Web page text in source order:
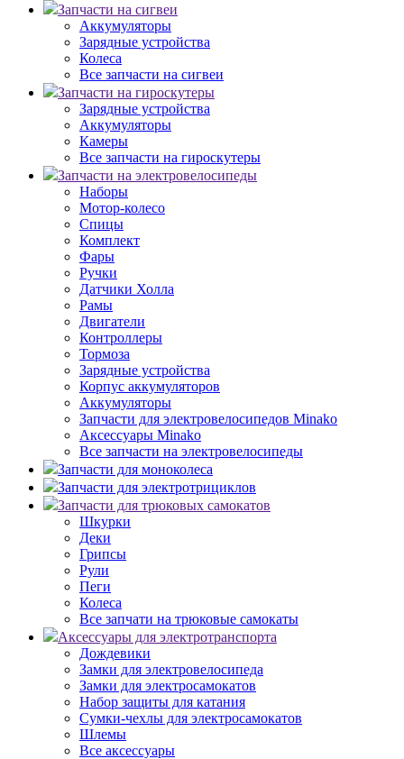
Запчасти на сигвеи
Аккумуляторы
Зарядные устройства
Колеса
Все запчасти на сигвеи
Запчасти на гироскутеры
Зарядные устройства
Аккумуляторы
Камеры
Все запчасти на гироскутеры
Запчасти на электровелосипеды
Наборы
Мотор-колесо
Спицы
Комплект
Фары
Ручки
Датчики Холла
Рамы
Двигатели
Контроллеры
Тормоза
Зарядные устройства
Корпус аккумуляторов
Аккумуляторы
Запчасти для электровелосипедов Minako
Аксессуары Minako
Все запчасти на электровелосипеды
Запчасти для моноколеса
Запчасти для электротрициклов
Запчасти для трюковых самокатов
Шкурки
Деки
Грипсы
Рули
Пеги
Колеса
Все запчати на трюковые самокаты
Аксессуары для электротранспорта
Дождевики
Замки для электровелосипеда
Замки для электросамокатов
Набор защиты для катания
Сумки-чехлы для электросамокатов
Шлемы
Все аксессуары